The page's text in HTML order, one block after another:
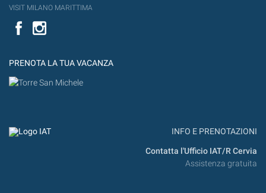
VISIT MILANO MARITTIMA
Facebook
PRENOTA LA TUA VACANZA
INFO E PRENOTAZIONI
Contatta l'Ufficio IAT/R Cervia
Assistenza gratuita